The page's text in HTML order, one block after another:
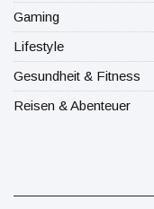
Gaming
Lifestyle
Gesundheit & Fitness
Reisen & Abenteuer